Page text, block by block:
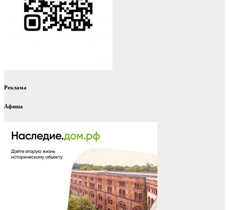
Реклама
Афиша